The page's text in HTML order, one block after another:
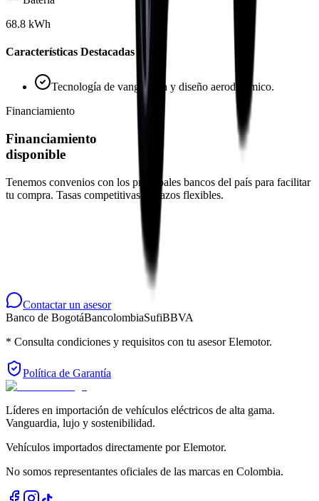
68.8 kWh
Características Destacadas
Tecnología de vanguardia y diseño aerodinámico.
Financiamiento
Financiamiento
disponible
Tenemos convenios con los principales bancos del país para facilitar
tu compra. Tasas competitivas y plazos flexibles.
Contactar un asesor
Banco de BogotáBancolombiaSufiBBVA
* Consulta condiciones y requisitos con tu asesor Elemotor.
Política de Garantía
Líderes en importación de vehículos eléctricos de alta gama.
Vanguardia, lujo y sostenibilidad.
Vehículos importados directamente por Elemotor.
No somos representantes oficiales de las marcas en Colombia.